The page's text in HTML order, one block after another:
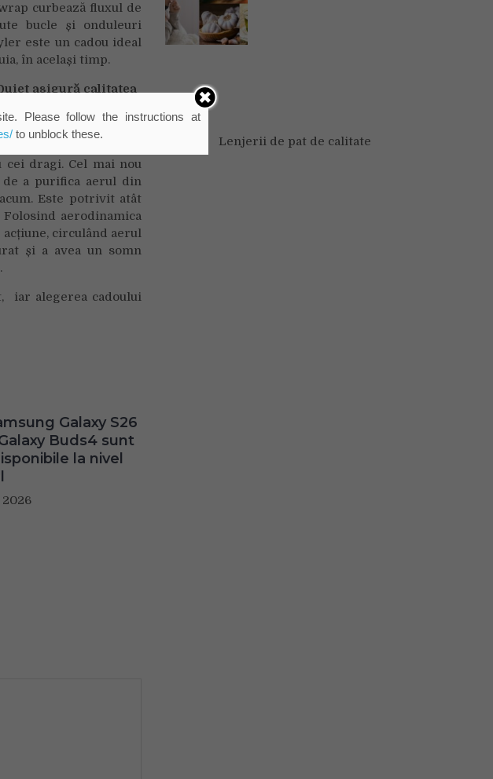
curbează fluxul de
bucle și onduleuri
este un cadou ideal
în același timp.
asigură calitatea
mai bun cadou este
cei dragi. Cel mai nou
de a purifica aerul din
Este potrivit atât
aerodinamica
circulând aerul
și a avea un somn
iar alegerea cadoului
Galaxy S26
Buds4 sunt
la nivel
2026
Lenjerii de pat de calitate
Please follow the instructions at
to unblock these.